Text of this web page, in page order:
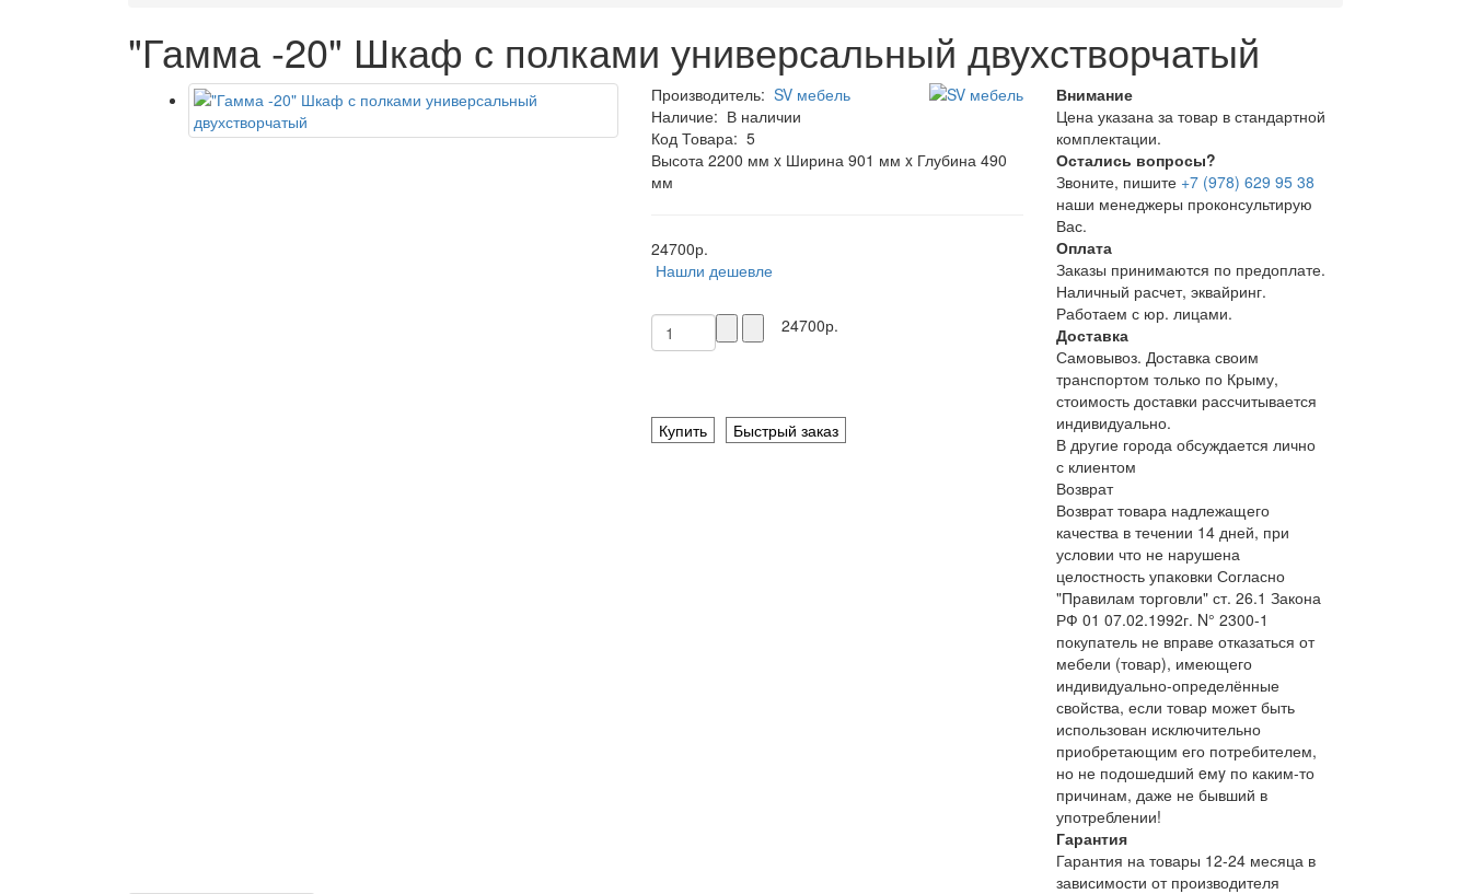
"Гамма -20" Шкаф с полками универсальный двухстворчатый
Производитель: SV мебель
Наличие: В наличии
Код Товара: 5
Высота 2200 мм x Ширина 901 мм x Глубина 490
мм
24700р.
Нашли дешевле
24700р.
Купить Быстрый заказ
Внимание
Цена указана за товар в стандартной
комплектации.
Остались вопросы?
Звоните, пишите +7 (978) 629 95 38
наши менеджеры проконсультирую
Вас.
Оплата
Заказы принимаются по предоплате.
Наличный расчет, эквайринг.
Работаем с юр. лицами.
Доставка
Самовывоз. Доставка своим
транспортом только по Крыму,
стоимость доставки рассчитывается
индивидуально.
В другие города обсуждается лично
с клиентом
Возврат
Возврат товара надлежащего
качества в течении 14 дней, при
условии что не нарушена
целостность упаковки Согласно
"Правилам торговли" ст. 26.1 Закона
РФ 01 07.02.1992г. N° 2300-1
покупатель не вправе отказаться от
мебели (товар), имеющего
индивидуально-определённые
свойства, если товар может быть
использован исключительно
приобретающим его потребителем,
но не подошедший eмy по каким-то
причинам, даже не бывший в
употреблении!
Гарантия
Гарантия на товары 12-24 месяца в
зависимости от производителя